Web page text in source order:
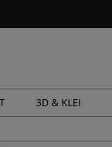
3D & KLEI